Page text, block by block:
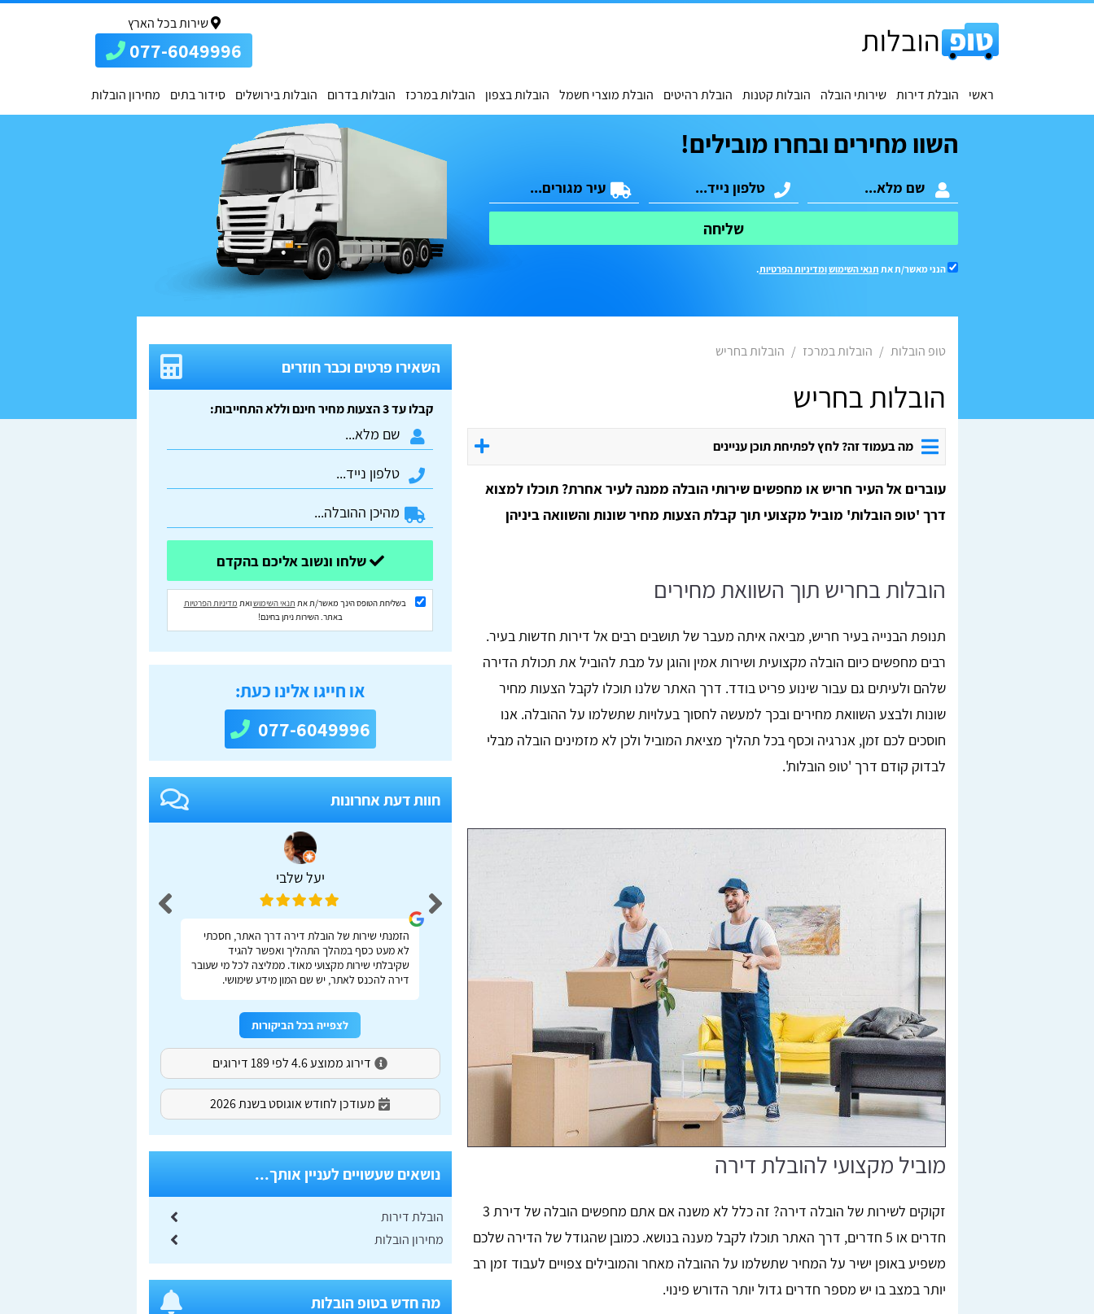
שירות בכל הארץ
077-6049996
ראשי הובלת דירות שירותי הובלה הובלות קטנות הובלת רהיטים הובלת מוצרי חשמל הובלות בצפון הובלות במרכז הובלות בדרום הובלות בירושלים סידור בתים מחירון הובלות
השוו מחירים ובחרו מובילים!
שליחה
הנני מאשר/ת את תנאי השימושומדיניות הפרטיות.
טופ הובלות הובלות במרכז הובלות בחריש
הובלות בחריש
מה בעמוד זה? לחץ לפתיחת תוכן עניינים
עוברים אל העיר חריש או מחפשים שירותי הובלה ממנה לעיר אחרת? תוכלו למצוא
דרך 'טופ הובלות' מוביל מקצועי תוך קבלת הצעות מחיר שונות והשוואה ביניהן
הובלות בחריש תוך השוואת מחירים
תנופת הבנייה בעיר חריש, מביאה איתה מעבר של תושבים רבים אל דירות חדשות בעיר.
רבים מחפשים כיום הובלה מקצועית ושירות אמין והוגן על מבת להוביל את תכולת הדירה
שלהם ולעיתים גם עבור שינוע פריט בודד. דרך האתר שלנו תוכלו לקבל הצעות מחיר
שונות ולבצע השוואת מחירים ובכך למעשה לחסוך בעלויות שתשלמו על ההובלה. אנו
חוסכים לכם זמן, אנרגיה וכסף בכל תהליך מציאת המוביל ולכן לא מזמינים הובלה מבלי
לבדוק קודם דרך 'טופ הובלות'.
מוביל מקצועי להובלת דירה
זקוקים לשירות של הובלה דירה? זה כלל לא משנה אם אתם מחפשים הובלה של דירת 3
חדרים או 5 חדרים, דרך האתר תוכלו לקבל מענה בנושא. כמובן שהגודל של הדירה שלכם
משפיע באופן ישיר על המחיר שתשלמו על ההובלה מאחר והמובילים צפויים לעבוד זמן רב
יותר במצב בו יש מספר חדרים גדול יותר הדורש פינוי.
השאירו פרטים וכבר חוזרים
קבלו עד 3 הצעות מחיר חינם וללא התחייבות:
שלחו ונשוב אליכם בהקדם
בשליחת הטופס הינך מאשר/ת את תנאי השימושואת מדיניות הפרטיות
באתר. השירות ניתן בחינם!
או חייגו אלינו כעת:
077-6049996
חוות דעת אחרונות
יעל שלבי
הזמנתי שירות של הובלת דירה דרך האתר, חסכתי
לא מעט כסף במהלך התהליך ואפשר להגיד
שקיבלתי שירות מקצועי מאוד. ממליצה לכל מי שעובר
דירה להכנס לאתר, יש שם המון מידע שימושי.
אתר מעולה להשוואת מחירי הובלות בכל הארץ תודה
רבה על העזרה!
מצאתי מובילים מציינים דרך האתר טופ הובלות,
ממליצה בחום לכל מי שזקוק להובלה.
לצפייה בכל הביקורות
דירוג ממוצע 4.6 לפי 189 דירוגים
מעודכן לחודש אוגוסט בשנת 2026
נושאים שעשויים לעניין אותך...
הובלת דירות
מחירון הובלות
מה חדש בטופ הובלות